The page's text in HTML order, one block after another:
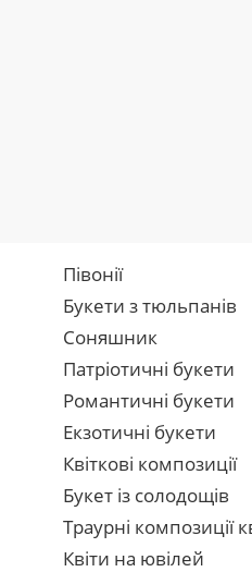
Півонії
Букети з тюльпанів
Соняшник
Патріотичні букети
Романтичні букети
Екзотичні букети
Квіткові композиції
Букет із солодощів
Траурні композиції
Квіти на ювілей